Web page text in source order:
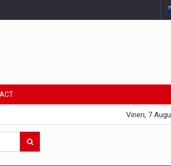
Vineri, 7